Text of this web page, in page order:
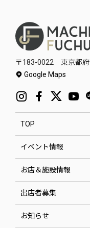
〒183-0022 東京都
Google Maps
TOP
イベント情報
お店＆施設情報
出店者募集
お知らせ